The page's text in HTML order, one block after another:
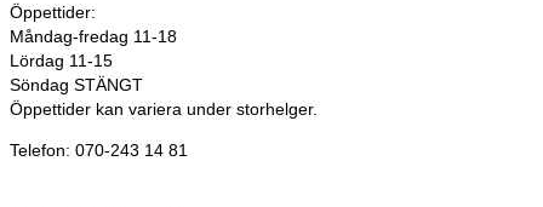
Öppettider:
Måndag-fredag 11-18
Lördag 11-15
Söndag STÄNGT
Öppettider kan variera under storhelger.
Telefon: 070-243 14 81